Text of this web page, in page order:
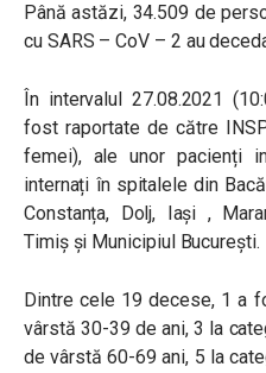
Până astăzi, 34.509 de
cu SARS – CoV – 2 au
În intervalul 27.08.2021
fost raportate de către
femei), ale unor pacienți
internați în spitalele din
Constanța, Dolj, Iași ,
Timiș și Municipiul București.
Dintre cele 19 decese, 1 a
vârstă 30-39 de ani, 3 la
de vârstă 60-69 ani, 5 la